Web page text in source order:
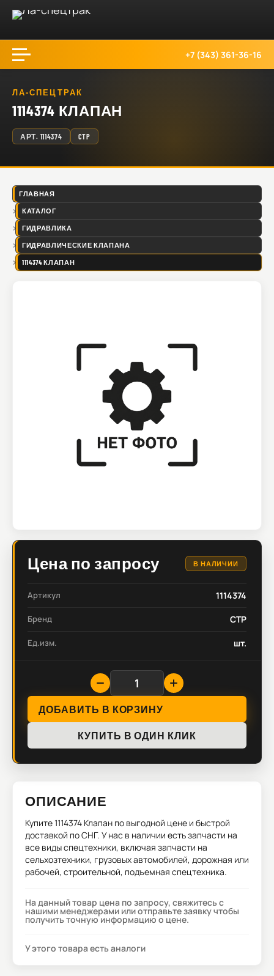
+7 (343) 361-36-16
ЛА-СПЕЦТРАК
1114374 КЛАПАН
АРТ. 1114374 CTP
ГЛАВНАЯ
КАТАЛОГ
ГИДРАВЛИКА
ГИДРАВЛИЧЕСКИЕ КЛАПАНА
1114374 КЛАПАН
Цена по запросу В НАЛИЧИИ
Артикул 1114374
Бренд CTP
Ед.изм. шт.
ДОБАВИТЬ В КОРЗИНУ
КУПИТЬ В ОДИН КЛИК
ОПИСАНИЕ
Купите1114374 Клапан по выгодной цене и быстрой
доставкой по СНГ. У нас в наличии есть запчасти на
все виды спецтехники, включая запчасти на
сельхозтехники, грузовых автомобилей, дорожная или
рабочей, строительной, подъемная спецтехника.
На данный товар цена по запросу, свяжитесь с
нашими менеджерами или отправьте заявку чтобы
получить точную информацию о цене.
У этого товара есть аналоги